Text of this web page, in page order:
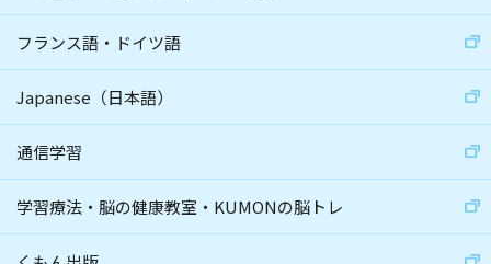
フランス語・ドイツ語
Japanese（日本語）
通信学習
学習療法・脳の健康教室・KUMONの脳トレ